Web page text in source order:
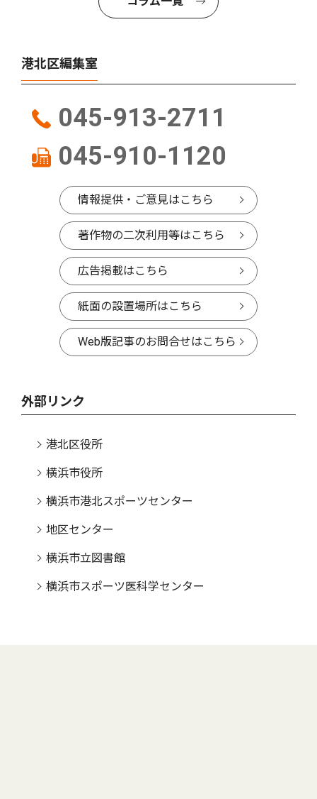
港北区編集室
045-913-2711
045-910-1120
情報提供・ご意見はこちら
著作物の二次利用等はこちら
広告掲載はこちら
紙面の設置場所はこちら
Web版記事のお問合せはこちら
外部リンク
港北区役所
横浜市役所
横浜市港北スポーツセンター
地区センター
横浜市立図書館
横浜市スポーツ医科学センター